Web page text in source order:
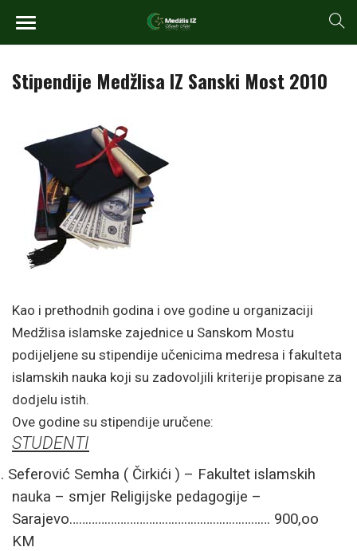
Stipendije Medžlisa IZ Sanski Most 2010
Kao i prethodnih godina i ove godine u organizaciji
Medžlisa islamske zajednice u Sanskom Mostu
podijeljene su stipendije učenicima medresa i fakulteta
islamskih nauka koji su zadovoljili kriterije propisane za
dodjelu istih.
Ove godine su stipendije uručene:
STUDENTI
Seferović Semha ( Čirkići ) – Fakultet islamskih
nauka – smjer Religijske pedagogije –
Sarajevo……………………………………………………… 900,oo
KM